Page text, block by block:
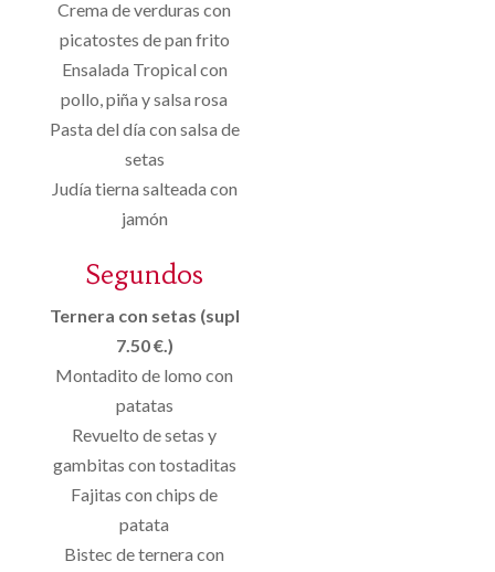
Crema de verduras con
picatostes de pan frito
Ensalada Tropical con
pollo, piña y salsa rosa
Pasta del día con salsa de
setas
Judía tierna salteada con
jamón
Segundos
Ternera con setas (supl
7.50 €.)
Montadito de lomo con
patatas
Revuelto de setas y
gambitas con tostaditas
Fajitas con chips de
patata
Bistec de ternera con